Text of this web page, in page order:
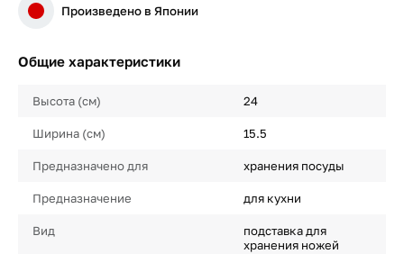
Произведено в Японии
Общие характеристики
Высота (см) 24
Ширина (см) 15.5
Предназначено для хранения посуды
Предназначение для кухни
Вид
подставка для
хранения ножей